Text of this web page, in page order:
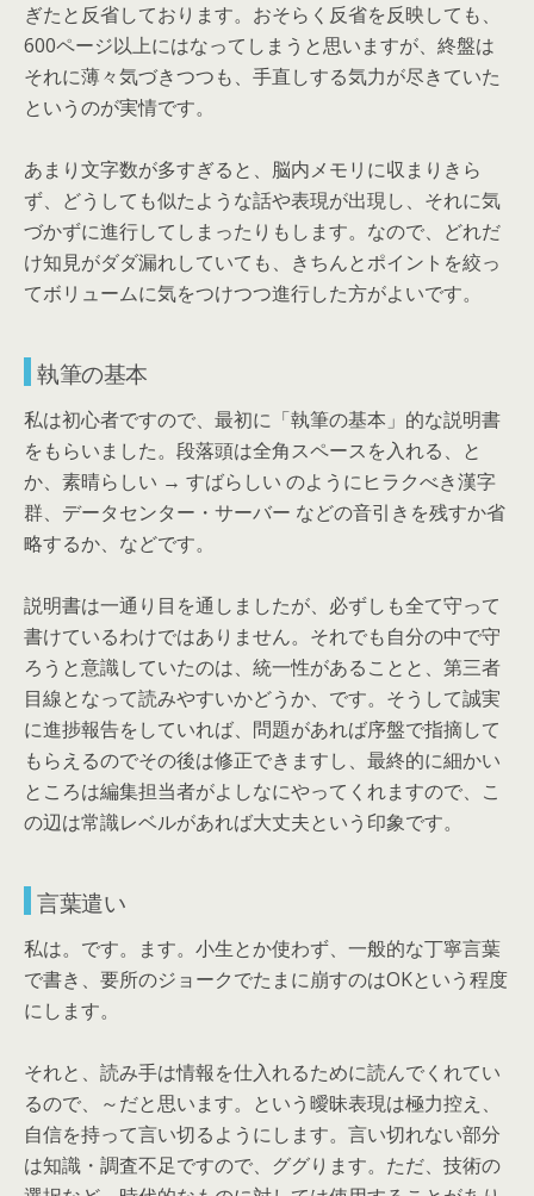
ぎたと反省しております。おそらく反省を反映しても、
600ページ以上にはなってしまうと思いますが、終盤は
それに薄々気づきつつも、手直しする気力が尽きていた
というのが実情です。
あまり文字数が多すぎると、脳内メモリに収まりきら
ず、どうしても似たような話や表現が出現し、それに気
づかずに進行してしまったりもします。なので、どれだ
け知見がダダ漏れしていても、きちんとポイントを絞っ
てボリュームに気をつけつつ進行した方がよいです。
執筆の基本
私は初心者ですので、最初に「執筆の基本」的な説明書
をもらいました。段落頭は全角スペースを入れる、と
か、素晴らしい → すばらしい のようにヒラクべき漢字
群、データセンター・サーバー などの音引きを残すか省
略するか、などです。
説明書は一通り目を通しましたが、必ずしも全て守って
書けているわけではありません。それでも自分の中で守
ろうと意識していたのは、統一性があることと、第三者
目線となって読みやすいかどうか、です。そうして誠実
に進捗報告をしていれば、問題があれば序盤で指摘して
もらえるのでその後は修正できますし、最終的に細かい
ところは編集担当者がよしなにやってくれますので、こ
の辺は常識レベルがあれば大丈夫という印象です。
言葉遣い
私は。です。ます。小生とか使わず、一般的な丁寧言葉
で書き、要所のジョークでたまに崩すのはOKという程度
にします。
それと、読み手は情報を仕入れるために読んでくれてい
るので、～だと思います。という曖昧表現は極力控え、
自信を持って言い切るようにします。言い切れない部分
は知識・調査不足ですので、ググります。ただ、技術の